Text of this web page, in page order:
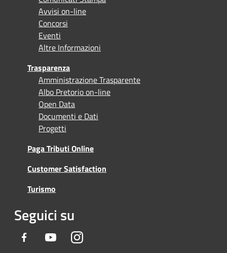
Avvisi on-line
Concorsi
Eventi
Altre Informazioni
Trasparenza
Amministrazione Trasparente
Albo Pretorio on-line
Open Data
Documenti e Dati
Progetti
Paga Tributi Online
Customer Satisfaction
Turismo
Seguici su
Facebook YoutubeInstagram